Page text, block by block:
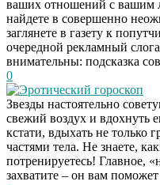
ваших отношений с вашим
найдете в совершенно
заглянете в газету к
очередной рекламный
внимательны: подсказка
0
Эротический гороскоп
Звезды настоятельно
свежий воздух и вдохнуть
кстати, вдыхать не только
частями тела. Не знаете,
потренируетесь! Главное,
захватите – он вам